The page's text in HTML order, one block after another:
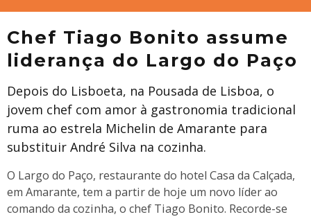
Chef Tiago Bonito assume
liderança do Largo do Paço
Depois do Lisboeta, na Pousada de Lisboa, o
jovem chef com amor à gastronomia tradicional
ruma ao estrela Michelin de Amarante para
substituir André Silva na cozinha.
O Largo do Paço, restaurante do hotel Casa da Calçada,
em Amarante, tem a partir de hoje um novo líder ao
comando da cozinha, o chef Tiago Bonito. Recorde-se